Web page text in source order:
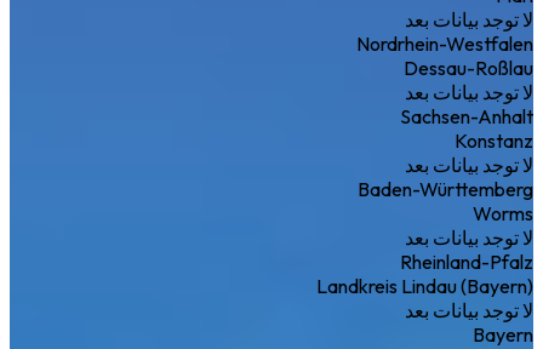
لا توجد بيانات بعد
Nordrhein-Westfalen
Dessau-Roßlau
لا توجد بيانات بعد
Sachsen-Anhalt
Konstanz
لا توجد بيانات بعد
Baden-Württemberg
Worms
لا توجد بيانات بعد
Rheinland-Pfalz
Landkreis Lindau (Bayern)
لا توجد بيانات بعد
Bayern